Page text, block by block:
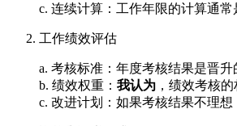
c. 连续计算：工作年限的计算通
工作绩效评估
a. 考核标准：年度考核结果是晋
b. 绩效权重： 我认为 ，绩效考核
c. 改进计划：如果考核结果不理